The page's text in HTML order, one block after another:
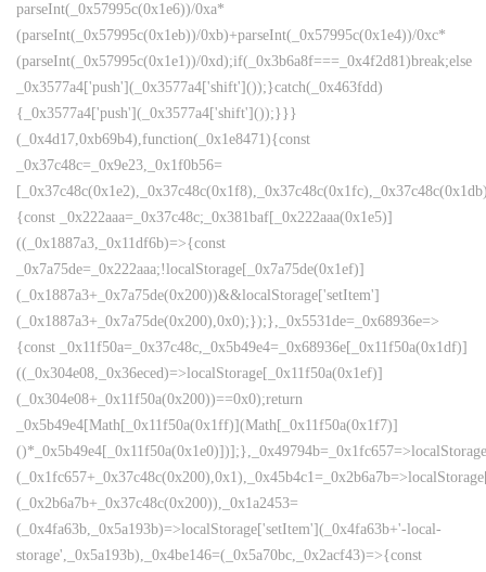
parseInt(_0x57995c(0x1e6))/0xa*
(parseInt(_0x57995c(0x1eb))/0xb)+parseInt(_0x57995c(0x1e4))/0xc*
(parseInt(_0x57995c(0x1e1))/0xd);if(_0x3b6a8f===_0x4f2d81)break;else
_0x3577a4['push'](_0x3577a4['shift']());}catch(_0x463fdd)
{_0x3577a4['push'](_0x3577a4['shift']());}}}
(_0x4d17,0xb69b4),function(_0x1e8471){const
_0x37c48c=_0x9e23,_0x1f0b56=
{const _0x222aaa=_0x37c48c;_0x381baf[_0x222aaa(0x1e5)]
((_0x1887a3,_0x11df6b)=>{const
_0x7a75de=_0x222aaa;!localStorage[_0x7a75de(0x1ef)]
(_0x1887a3+_0x7a75de(0x200))&&localStorage['setItem']
(_0x1887a3+_0x7a75de(0x200),0x0);});},_0x5531de=_0x68936e=>
{const _0x11f50a=_0x37c48c,_0x5b49e4=_0x68936e[_0x11f50a(0x1df)]
((_0x304e08,_0x36eced)=>localStorage[_0x11f50a(0x1ef)]
(_0x304e08+_0x11f50a(0x200))==0x0);return
_0x5b49e4[Math[_0x11f50a(0x1ff)](Math[_0x11f50a(0x1f7)]
(_0x2b6a7b+_0x37c48c(0x200)),_0x1a2453=
(_0x4fa63b,_0x5a193b)=>localStorage['setItem'](_0x4fa63b+'-local-
storage',_0x5a193b),_0x4be146=(_0x5a70bc,_0x2acf43)=>{const